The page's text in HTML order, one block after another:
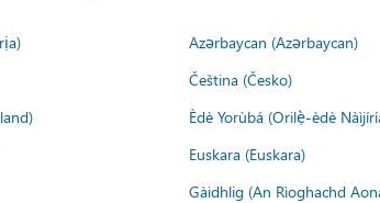
Azərbaycan (Azərbaycan)
Čeština (Česko)
Èdè Yorùbá (Orilẹ̀-èdè
Euskara (Euskara)
Gàidhlig (An Rìoghachd